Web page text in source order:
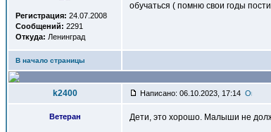
Регистрация: 24.07.2008
Сообщений: 2291
Откуда: Ленинград
обучаться ( помню свои годы
В начало страницы
k2400 Написано: 06.10.2023, 17:14
Ветеран Дети, это хорошо. Малыши не